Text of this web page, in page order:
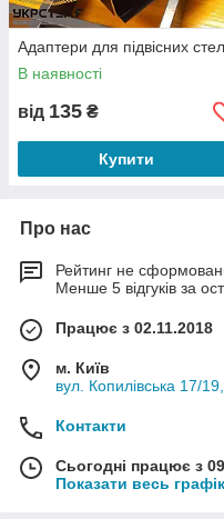
Адаптери для підвісних
В наявності
від 135 ₴
Купити
Про нас
Рейтинг не
Менше 5 відгуків за
Працює з 02.11.2018
м. Київ
вул. Копилівська 17/
Контакти
Сьогодні працює з
Показати весь